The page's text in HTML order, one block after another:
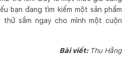
bạn đang tìm kiếm một sản phẩm
sắm ngay cho mình một cuộn
Bài viết: Thu Hằng